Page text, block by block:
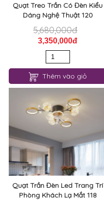
Quạt Treo Trần Có Đèn Kiểu
Dáng Nghệ Thuật 120
5,680,000đ
3,350,000đ
Thêm vào giỏ
Quạt Trần Đèn Led Trang Trí
Phòng Khách Lạ Mắt 118